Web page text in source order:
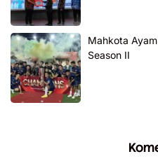
Mahkota
Season II